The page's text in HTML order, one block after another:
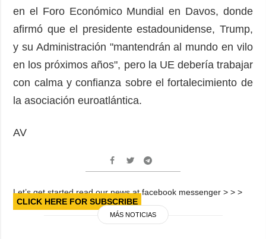
en el Foro Económico Mundial en Davos, donde
afirmó que el presidente estadounidense, Trump,
y su Administración "mantendrán al mundo en vilo
en los próximos años", pero la UE debería trabajar
con calma y confianza sobre el fortalecimiento de
la asociación euroatlántica.
AV
Let’s get started read our news at facebook messenger > > >
CLICK HERE FOR SUBSCRIBE
MÁS NOTICIAS